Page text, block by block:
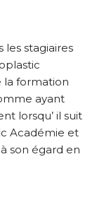
les stagiaires
la formation
ayant
lorsqu’ il suit
Académie et
son égard en